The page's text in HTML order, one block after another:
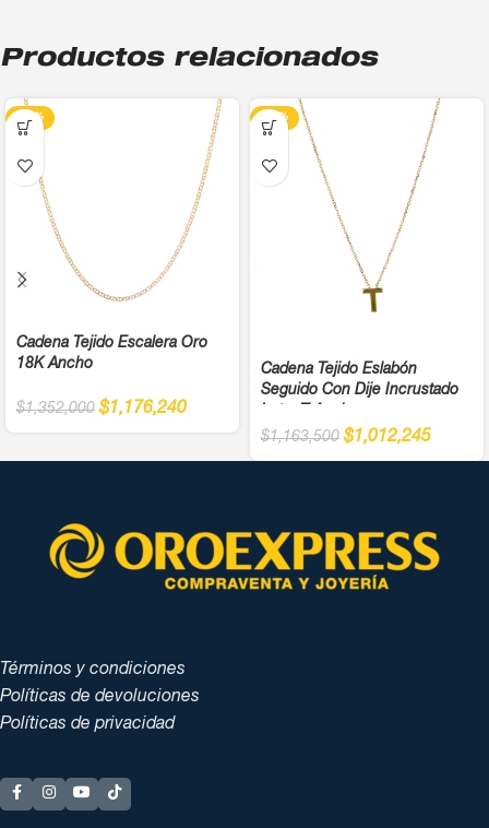
Productos relacionados
-13%
Cadena Tejido Escalera Oro
18K Ancho
$1,352,000 $1,176,240
-13%
Cadena Tejido Eslabón
Seguido Con Dije Incrustado
$1,163,500 $1,012,245
Términos y condiciones
Políticas de devoluciones
Políticas de privacidad